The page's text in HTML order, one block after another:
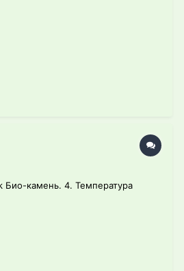
Био-камень. 4. Температура